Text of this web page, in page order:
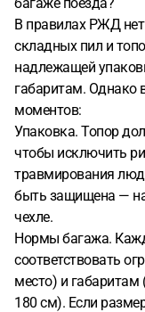
В правилах РЖД нет
складных пил и
надлежащей
габаритам. Однако
моментов:
Упаковка. Топор
чтобы исключить
травмирования
быть защищена —
чехле.
Нормы багажа.
соответствовать
место) и габаритам
180 см). Если